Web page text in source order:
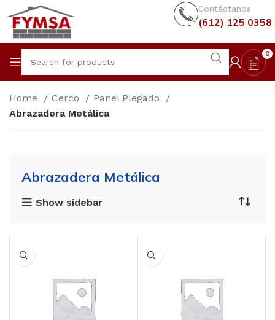
Contáctanos
(612) 125 0358
0
Home Cerco
Panel Plegado
Abrazadera Metálica
Abrazadera Metálica
Show sidebar